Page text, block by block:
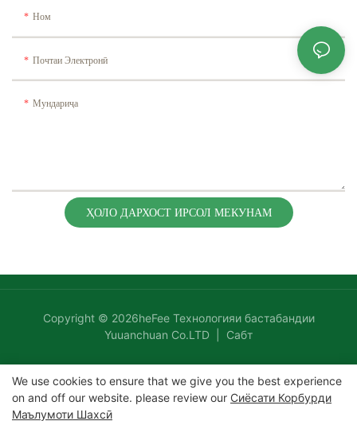
Ном
Почтаи Электронӣ
Мундариҷа
ҲОЛО ДАРХОСТ ИРСОЛ МЕКУНАМ
Copyright © 2026heFee Технологияи бастабандии
Yuuanchuan Co.LTD |
Сабт
We use cookies to ensure that we give you the best experience
on and off our website. please review our Сиёсати Корбурди
Маълумоти Шахсӣ